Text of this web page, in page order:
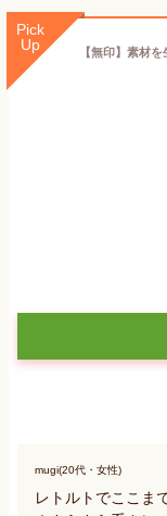
Pick
Up
mugi(20代・女性)
レトルトでここま